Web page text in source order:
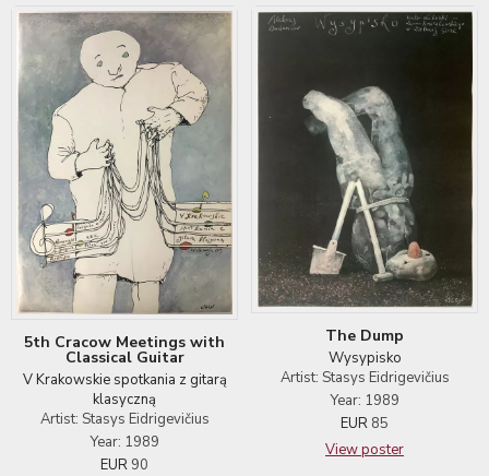
5th Cracow Meetings with
Classical Guitar
V Krakowskie spotkania z gitarą
klasyczną
Artist: Stasys Eidrigevičius
Year: 1989
EUR 90
The Dump
Wysypisko
Artist: Stasys Eidrigevičius
Year: 1989
EUR 85
View poster